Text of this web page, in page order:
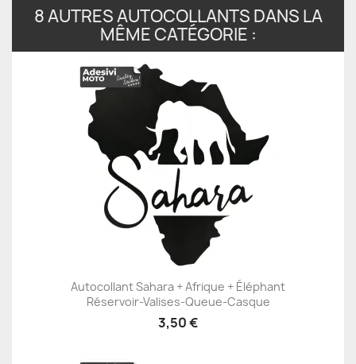
8 AUTRES AUTOCOLLANTS DANS LA
MÊME CATÉGORIE :
Autocollant Sahara + Afrique + Éléphant
Réservoir-Valises-Queue-Casque
3,50 €